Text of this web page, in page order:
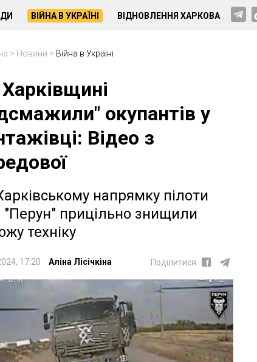
ВІЙНА В УКРАЇНІ ВІДНОВЛЕННЯ ХАРКОВА
> Новини > Війна в Україні
окупантів у
Відео з
напрямку пілоти
прицільно знищили
техніку
17:20 Аліна Лісічкіна Поділитися